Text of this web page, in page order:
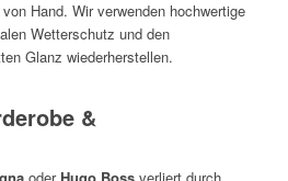
Hand. Wir verwenden hochwertige
Wetterschutz und den
Glanz wiederherstellen.
&